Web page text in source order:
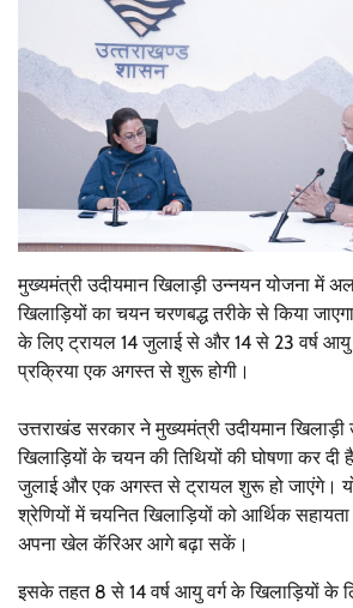
मुख्यमंत्री उदीयमान खिलाड़ी उन्नयन योजना में
खिलाड़ियों का चयन चरणबद्ध तरीके से किया
के लिए ट्रायल 14 जुलाई से और 14 से 23 वर्ष आयु
प्रक्रिया एक अगस्त से शुरू होगी।
उत्तराखंड सरकार ने मुख्यमंत्री उदीयमान
खिलाड़ियों के चयन की तिथियों की घोषणा कर दी
जुलाई और एक अगस्त से ट्रायल शुरू हो जाएंगे।
श्रेणियों में चयनित खिलाड़ियों को आर्थिक
अपना खेल कॅरिअर आगे बढ़ा सकें।
इसके तहत 8 से 14 वर्ष आयु वर्ग के खिलाड़ियों के